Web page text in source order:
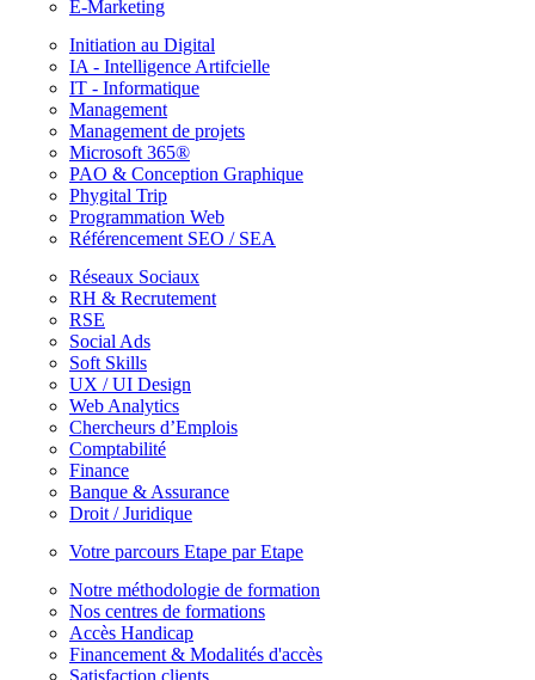
E-Marketing
Initiation au Digital
IA - Intelligence Artifcielle
IT - Informatique
Management
Management de projets
Microsoft 365®
PAO & Conception Graphique
Phygital Trip
Programmation Web
Référencement SEO / SEA
Réseaux Sociaux
RH & Recrutement
RSE
Social Ads
Soft Skills
UX / UI Design
Web Analytics
Chercheurs d’Emplois
Comptabilité
Finance
Banque & Assurance
Droit / Juridique
Votre parcours Etape par Etape
Notre méthodologie de formation
Nos centres de formations
Accès Handicap
Financement & Modalités d'accès
Satisfaction clients